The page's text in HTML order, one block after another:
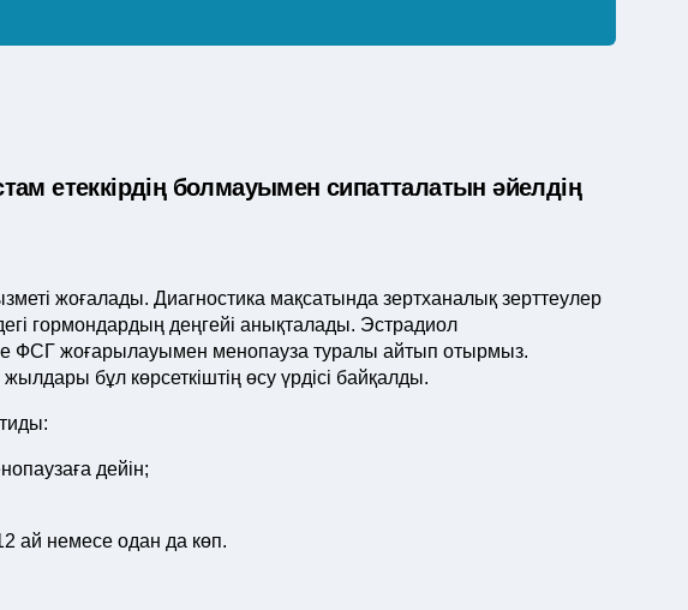
етеккірдің болмауымен сипатталатын әйелдің
жоғалады. Диагностика мақсатында зертханалық зерттеулер
гормондардың деңгейі анықталады. Эстрадиол
ФСГ жоғарылауымен менопауза туралы айтып отырмыз.
бұл көрсеткіштің өсу үрдісі байқалды.
дейін;
ай немесе одан да көп.